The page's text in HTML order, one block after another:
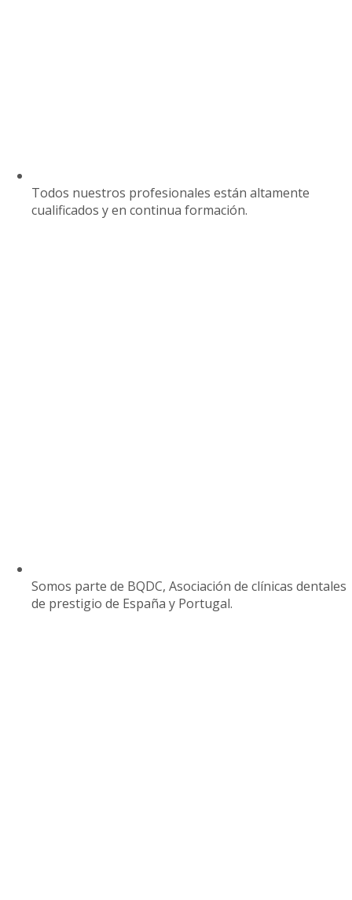
Todos nuestros profesionales están altamente
cualificados y en continua formación.
Somos parte de BQDC, Asociación de clínicas dentales
de prestigio de España y Portugal.